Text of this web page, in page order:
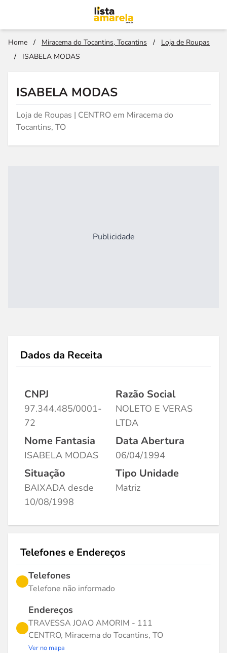
Home / Miracema do Tocantins, Tocantins /
Loja de Roupas
/
ISABELA MODAS
ISABELA MODAS
Loja de Roupas | CENTRO em Miracema do
Tocantins, TO
Publicidade
Dados da Receita
CNPJ
97.344.485/0001-
72
Razão Social
NOLETO E VERAS
LTDA
Nome Fantasia
ISABELA MODAS
Data Abertura
06/04/1994
Situação
BAIXADA desde
10/08/1998
Tipo Unidade
Matriz
Telefones e Endereços
Telefones
Telefone não informado
Endereços
TRAVESSA JOAO AMORIM - 111
CENTRO, Miracema do Tocantins, TO
Ver no mapa